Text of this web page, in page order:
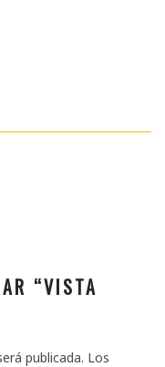
“VISTA
publicada. Los